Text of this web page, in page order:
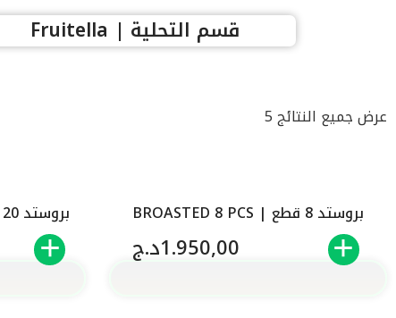
قسم التحلية | Fruitella
عرض جميع النتائج 5
بروستد 8 قطع | BROASTED 8 PCS
1.950,00د.ج
بروستد 20 قطع | BROASTED 20 PCS